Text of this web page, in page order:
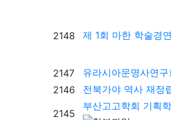
2148 제 1회 마한 학술경
2147 유라시아문명사연
2146
전북가야 역사 재정
2145
부산고고학회 기획